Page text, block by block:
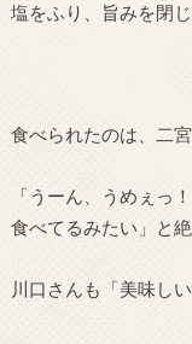
塩をふり、旨みを閉
食べられたのは、二宮
「うーん、うめぇっ
食べてるみたい」と絶
川口さんも「美味し